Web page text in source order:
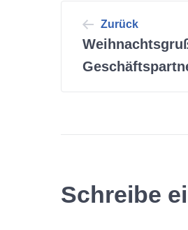
Beitrags-
Zurück
Schreibe